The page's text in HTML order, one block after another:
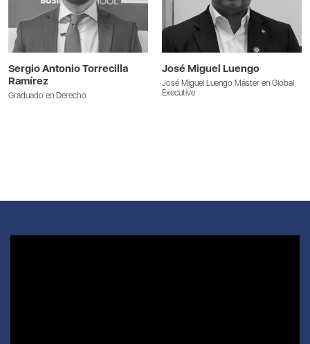
Sergio Antonio Torrecilla
Ramírez
Graduado en Derecho
José Miguel Luengo
José Miguel Luengo Máster en Global
Executive